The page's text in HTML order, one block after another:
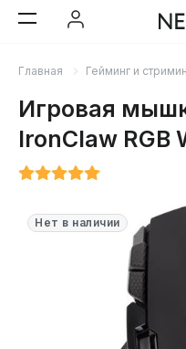
Главная Гейминг и
Игровая
IronClaw RGB
Нет в наличии